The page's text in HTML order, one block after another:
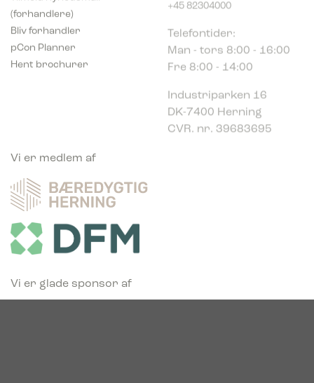
Man - tors 8:00 - 16:00
Fre 8:00 - 14:00
DK-7400 Herning
CVR. nr. 39683695
Vi er medlem af
Vi er glade sponsor af